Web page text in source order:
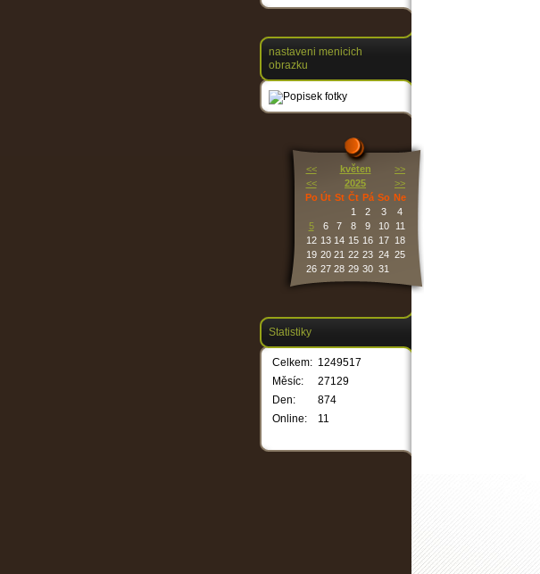
nastaveni menicich
obrazku
<< květen
>>
<<
2025
>>
Po Út St Čt Pá So Ne
1
2 3
4
5
6 7 8 9 10
11
12 13 14 15 16 17
18
19 20 21 22 23 24 25
26 27 28 29 30 31
Statistiky
Online: 11
Celkem: 1249517
Měsíc:
27129
Den:
874